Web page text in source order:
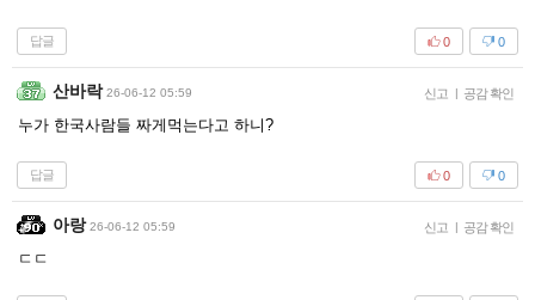
답글 0
0
산바락 26-06-12 05:59 신고 | 공감 확인
누가 한국사람들 짜게먹는다고 하니?
답글 0
0
아랑 26-06-12 05:59 신고 | 공감 확인
ㄷㄷ